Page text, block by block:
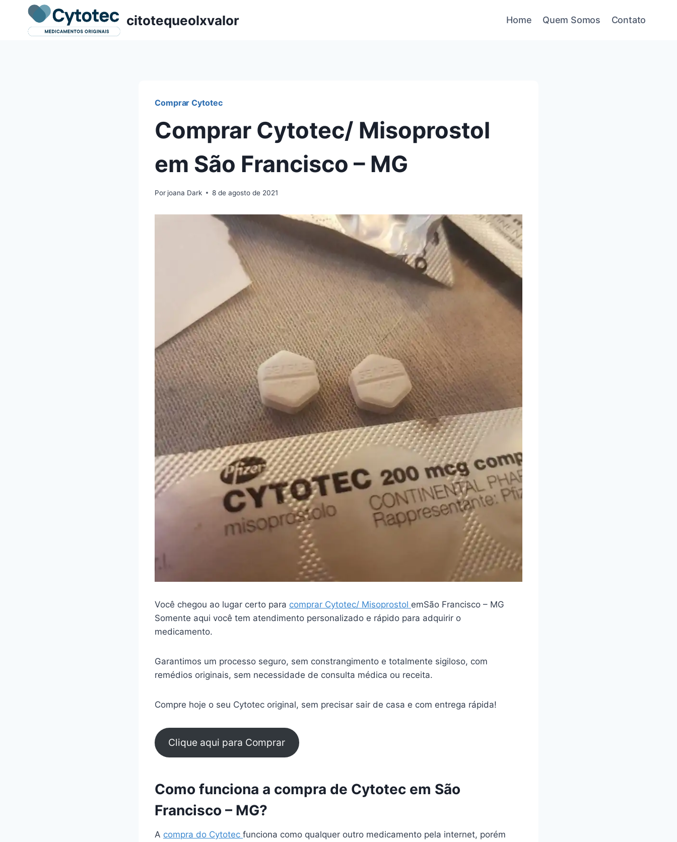
citotequeolxvalor Home Quem Somos Contato
Comprar Cytotec
Comprar Cytotec/ Misoprostol
em São Francisco – MG
Por joana Dark 8 de agosto de 2021
Você chegou ao lugar certo para comprar Cytotec/ Misoprostol emSão Francisco – MG
Somente aqui você tem atendimento personalizado e rápido para adquirir o
medicamento.
Garantimos um processo seguro, sem constrangimento e totalmente sigiloso, com
remédios originais, sem necessidade de consulta médica ou receita.
Compre hoje o seu Cytotec original, sem precisar sair de casa e com entrega rápida!
Clique aqui para Comprar
Como funciona a compra de Cytotec em São
Francisco – MG?
A compra do Cytotec funciona como qualquer outro medicamento pela internet, porém